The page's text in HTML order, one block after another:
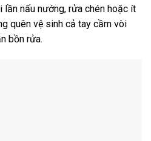
lần nấu nướng, rửa chén hoặc ít
quên vệ sinh cả tay cầm vòi
bồn rửa.